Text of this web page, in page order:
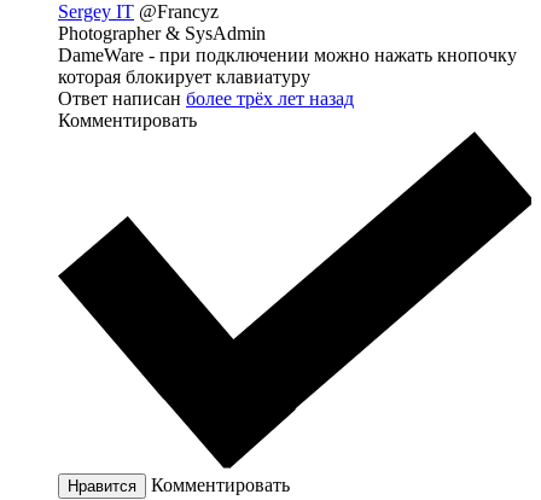
Sergey IT @Francyz
Photographer & SysAdmin
DameWare - при подключении можно нажать кнопочку
которая блокирует клавиатуру
Ответ написан более трёх лет назад
Комментировать
Нравится Комментировать